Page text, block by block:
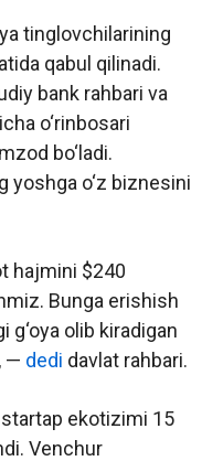
tinglovchilarining
qabul qilinadi.
bank rahbari va
o‘rinbosari
bo‘ladi.
yoshga o‘z biznesini
hajmini $240
Bunga erishish
g‘oya olib kiradigan
— dedi davlat rahbari.
startap ekotizimi 15
Venchur